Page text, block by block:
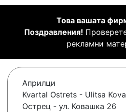
Това вашата
Поздравления!
рекламни
Априлци
Kvartal Ostrets - Ulitsa
Острец - ул. Ковашка 26